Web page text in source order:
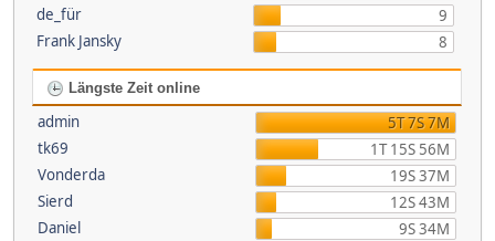
de_für
9
Frank Jansky
8
Längste Zeit online
admin
5T 7S 7M
tk69
1T 15S 56M
Vonderda
19S 37M
Sierd
12S 43M
Daniel
9S 34M